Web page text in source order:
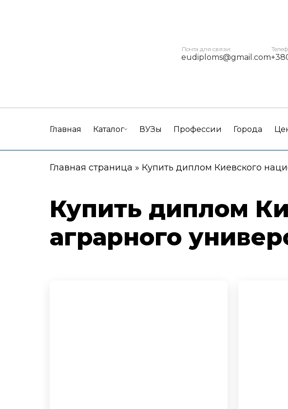
Почта для связи:
eudiploms@gmail.com
Главная Каталог ВУЗы Профессии Города
Главная страница » Купить диплом Киевского
Купить диплом
аграрного